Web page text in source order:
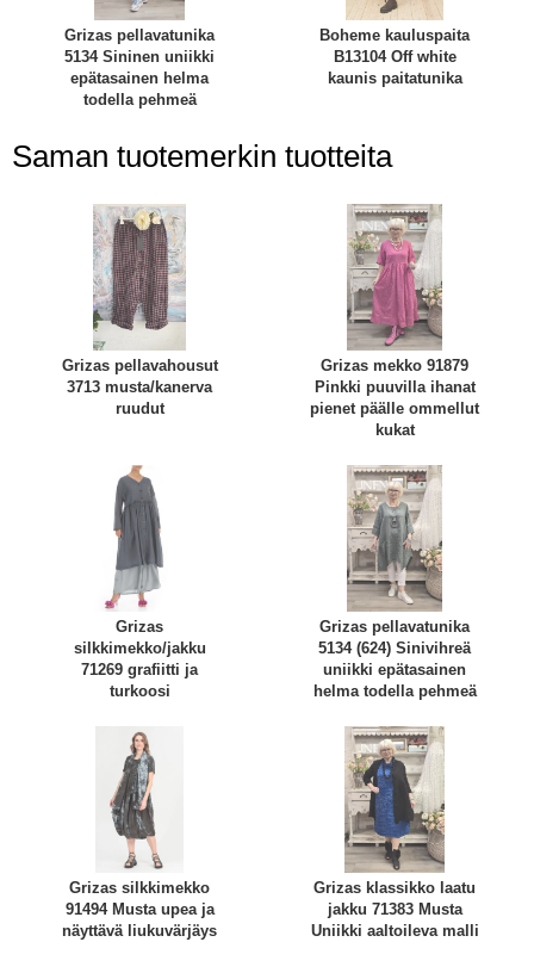
Grizas pellavatunika
5134 Sininen uniikki
epätasainen helma
todella pehmeä
Boheme kauluspaita
B13104 Off white
kaunis paitatunika
Saman tuotemerkin tuotteita
Grizas pellavahousut
3713 musta/kanerva
ruudut
Grizas mekko 91879
Pinkki puuvilla ihanat
pienet päälle ommellut
kukat
Grizas
silkkimekko/jakku
71269 grafiitti ja
turkoosi
Grizas pellavatunika
5134 (624) Sinivihreä
uniikki epätasainen
helma todella pehmeä
Grizas silkkimekko
91494 Musta upea ja
näyttävä liukuvärjäys
Grizas klassikko laatu
jakku 71383 Musta
Uniikki aaltoileva malli